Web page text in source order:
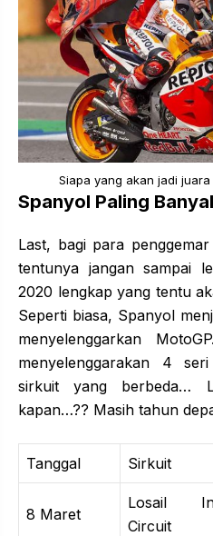
Siapa yang akan jadi
Spanyol Paling
Last, bagi para
tentunya jangan sampai
2020 lengkap yang tentu
Seperti biasa, Spanyol
menyelenggarkan
menyelenggarakan 4
sirkuit yang berbeda…
kapan…?? Masih tahun
Tanggal Sirkuit
8 Maret
Losail
Circuit